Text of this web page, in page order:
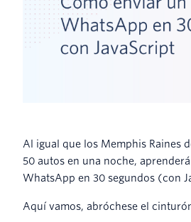
Al igual que los Memphis Raines
50 autos en una noche,
WhatsApp en 30 segundos (con
Aquí vamos, abróchese el